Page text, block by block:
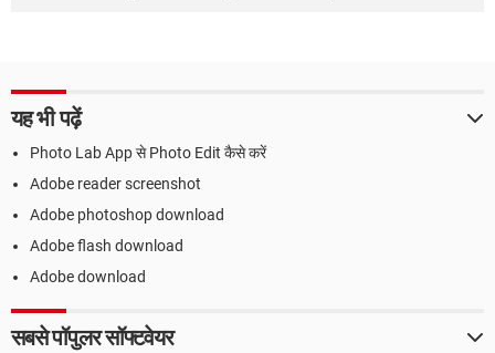
यह भी पढ़ें
Photo Lab App से Photo Edit कैसे करें
Adobe reader screenshot
Adobe photoshop download
Adobe flash download
Adobe download
सबसे पॉपुलर सॉफ्टवेयर